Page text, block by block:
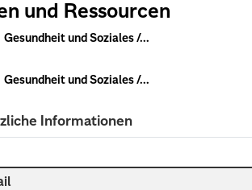
und Ressourcen
Gesundheit und Soziales /...
Gesundheit und Soziales /...
Informationen